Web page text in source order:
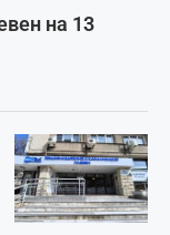
на 13